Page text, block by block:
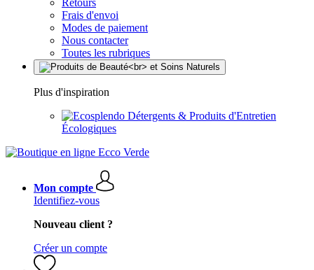
Retours
Frais d'envoi
Modes de paiement
Nous contacter
Toutes les rubriques
Plus d'inspiration
Détergents & Produits d'Entretien
Écologiques
Mon compte
Identifiez-vous
Nouveau client ?
Créer un compte